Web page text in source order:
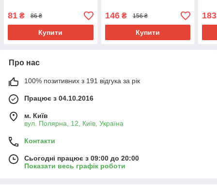
81 ₴ 86 ₴
Купити
146₴ 156 ₴
Купити
183
Про нас
100% позитивних з 191 відгука за рік
Працює з 04.10.2016
м. Київ
вул. Полярна, 12, Київ, Україна
Контакти
Сьогодні працює з 09:00 до 20:00
Показати весь графік роботи